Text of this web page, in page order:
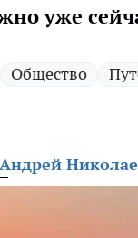
уже
Общество
Андрей